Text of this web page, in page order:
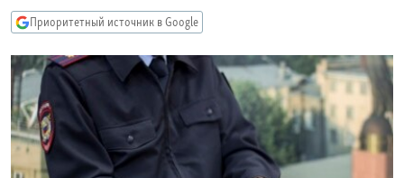
Вернутся
поиску
КАВКАЗ.РЕАЛИИ
СЕВЕР.РЕАЛИИ
СИБИРЬ.РЕАЛИИ
РАСПИСАНИЕ ВЕЩАНИЯ
ПОДПИШИТЕСЬ НА РАССЫЛКУ
Приоритетный источник в Google